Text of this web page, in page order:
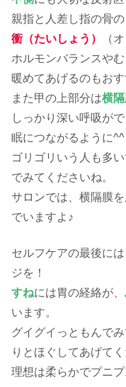
親指と人差し指の骨
衝（たいしょう）
（
ホルモンバランスや
暖めてあげるのもお
また甲の上部分は横
しっかり深い呼吸が
眠につながるように^^
ゴリゴリいう人も多
でみてくださいね。
サロンでは、横隔膜
でいますよ♪
セルフケアの最後に
ジを！
すねには胃の経絡が、
います。
グイグイっともんで
りとほぐしてあげて
理想は柔らかでプニ